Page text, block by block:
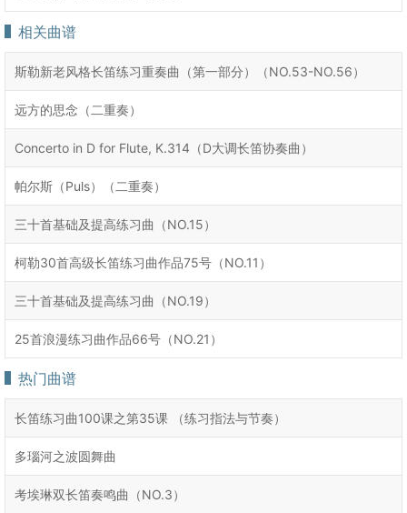
相关曲谱
斯勒新老风格长笛练习重奏曲（第一部分）（NO.53-NO.56）
远方的思念（二重奏）
Concerto in D for Flute, K.314（D大调长笛协奏曲）
帕尔斯（Puls）（二重奏）
三十首基础及提高练习曲（NO.15）
柯勒30首高级长笛练习曲作品75号（NO.11）
三十首基础及提高练习曲（NO.19）
25首浪漫练习曲作品66号（NO.21）
热门曲谱
长笛练习曲100课之第35课 （练习指法与节奏）
多瑙河之波圆舞曲
考埃琳双长笛奏鸣曲（NO.3）